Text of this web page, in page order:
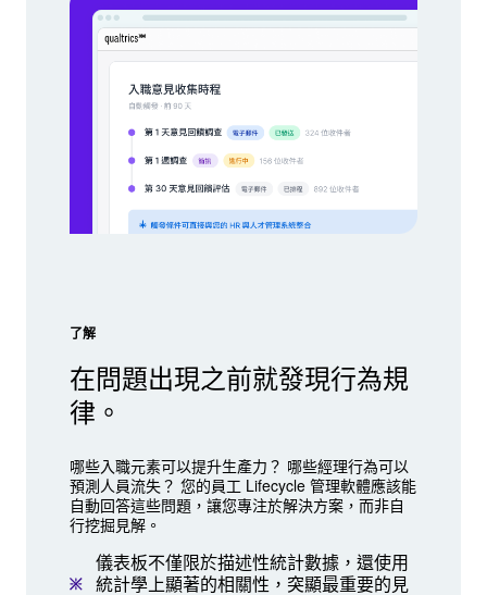
了解
在問題出現之前就發現行為規
律。
哪些入職元素可以提升生產力？ 哪些經理行為可以
預測人員流失？ 您的員工 Lifecycle 管理軟體應該能
自動回答這些問題，讓您專注於解決方案，而非自
行挖掘見解。
儀表板不僅限於描述性統計數據，還使用
統計學上顯著的相關性，突顯最重要的見